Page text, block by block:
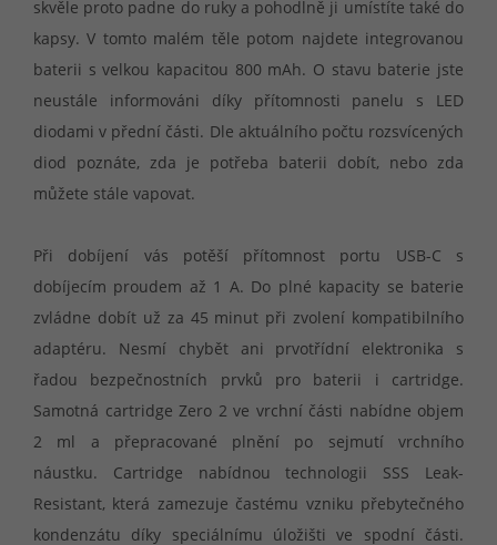
skvěle proto padne do ruky a pohodlně ji umístíte také do
kapsy. V tomto malém těle potom najdete integrovanou
baterii s velkou kapacitou 800 mAh. O stavu baterie jste
neustále informováni díky přítomnosti panelu s LED
diodami v přední části. Dle aktuálního počtu rozsvícených
diod poznáte, zda je potřeba baterii dobít, nebo zda
můžete stále vapovat.
Při dobíjení vás potěší přítomnost portu USB-C s
dobíjecím proudem až 1 A. Do plné kapacity se baterie
zvládne dobít už za 45 minut při zvolení kompatibilního
adaptéru. Nesmí chybět ani prvotřídní elektronika s
řadou bezpečnostních prvků pro baterii i cartridge.
Samotná cartridge Zero 2 ve vrchní části nabídne objem
2 ml a přepracované plnění po sejmutí vrchního
náustku. Cartridge nabídnou technologii SSS Leak-
Resistant, která zamezuje častému vzniku přebytečného
kondenzátu díky speciálnímu úložišti ve spodní části.